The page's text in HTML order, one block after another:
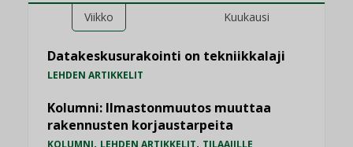
Viikko Kuukausi
Datakeskusurakointi on tekniikkalaji
LEHDEN ARTIKKELIT
Kolumni: Ilmastonmuutos muuttaa
rakennusten korjaustarpeita
KOLUMNI, LEHDEN ARTIKKELIT, TILAAJILLE